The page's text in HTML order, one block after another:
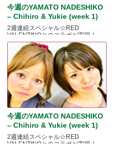
今週のYAMATO NADESHIKO
– Chihiro & Yukie (week 1)
2週連続スペシャル☆RED
VALENTINOとのコラボが実現！
今週のYAMATO NADESHIKO
– Chihiro & Yukie (week 1)
2週連続スペシャル☆RED